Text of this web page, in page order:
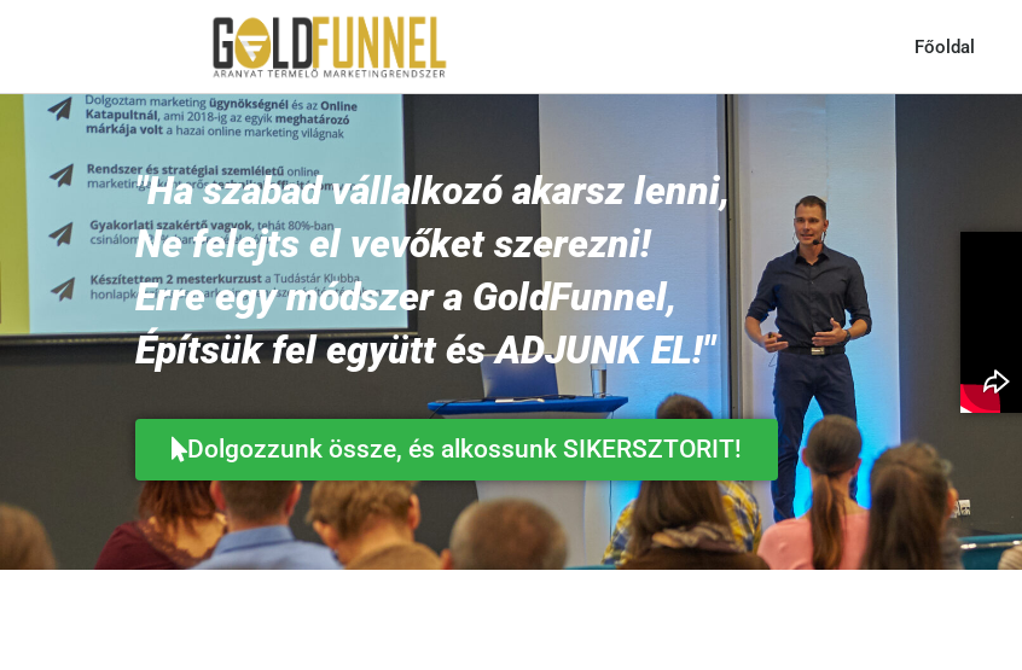
Főoldal
"Ha szabad vállalkozó akarsz lenni,
Ne felejts el vevőket szerezni!
Erre egy módszer a GoldFunnel,
Építsük fel együtt és ADJUNK EL!"
Dolgozzunk össze, és alkossunk SIKERSZTORIT!